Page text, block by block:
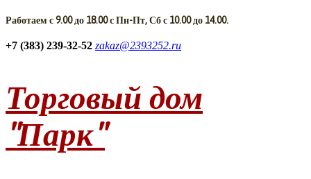
Работаем с 9.00 до 18.00 с Пн-Пт, Сб с 10.00 до 14.00.
+7 (383) 239-32-52 zakaz@2393252.ru
Торговый дом
"Парк"